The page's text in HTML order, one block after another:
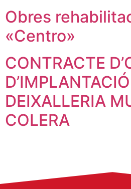
Obres
«Centro»
CONTRACTE
DEIXALLERIA
COLERA